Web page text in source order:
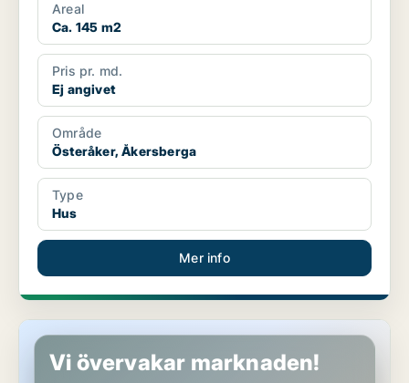
Areal
Ca. 145 m2
Pris pr. md.
Ej angivet
Område
Österåker, Åkersberga
Type
Hus
Mer info
Hus i Österåker, Åkersberga
Vi övervakar marknaden!